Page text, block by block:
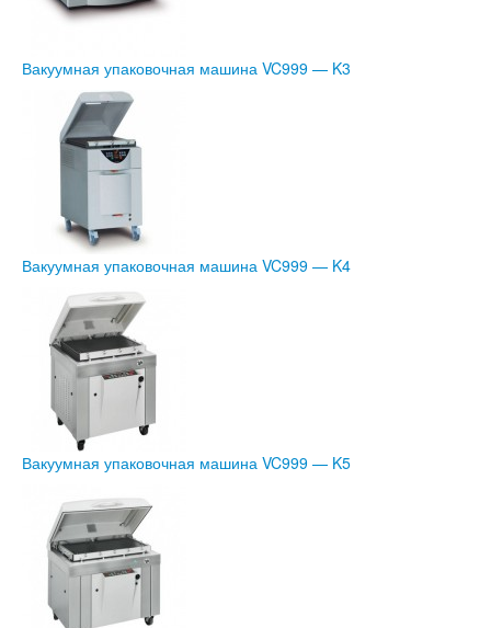
Вакуумная упаковочная машина VC999 — K3
Вакуумная упаковочная машина VC999 — K4
Вакуумная упаковочная машина VC999 — K5